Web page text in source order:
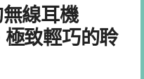
線耳機
致輕巧的聆